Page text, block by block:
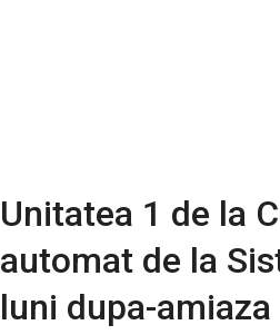
Unitatea 1 de la
automat de la
luni dupa-amiaza